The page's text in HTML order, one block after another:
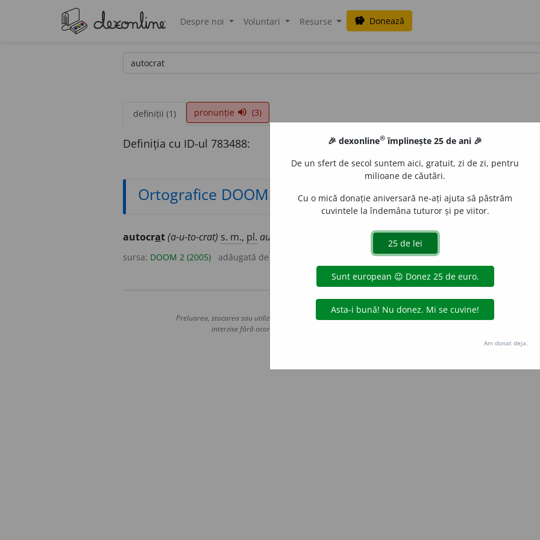
Despre noi Voluntari Resurse savings Donează
definiții (1) pronunție volume_up (3)
Definiția cu ID-ul 783488:
Ortografice DOOM
autocrat(a-u-to-crat) s. m., pl. autocr
sursa: DOOM 2 (2005) adăugată de
Copyright © 2004-2026 dexonline (https://dexonline.ro)
Preluarea, stocarea sau utilizarea datelor de pe acest site, inclusiv prin orice metode de extragere automată
interzise fără acordul nostru prealabil scris, cu excepția seturilor de date oferite oficial spre utilizare
Hosterion
🎉 dexonline® împlinește 25 de ani 🎉
De un sfert de secol suntem aici, gratuit, zi de zi, pentru
milioane de căutări.
Cu o mică donație aniversară ne-ați ajuta să păstrăm
cuvintele la îndemâna tuturor și pe viitor.
Am donat deja.